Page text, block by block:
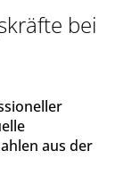
bei
aus der